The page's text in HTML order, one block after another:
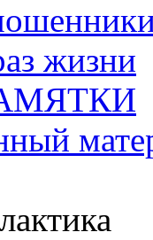
жизни